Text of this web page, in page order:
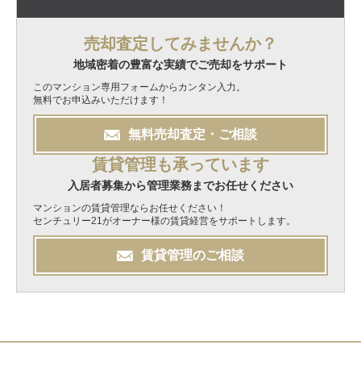
売却査定してみませんか？
地域密着の豊富な実績でご売却をサポート
このマンション専用フォームからカンタン入力。
無料でお申込みいただけます！
無料売却査定・ご相談
賃貸管理も承っています
入居者募集から管理業務までお任せください
マンションの賃貸管理ならお任せください！
センチュリー21がオーナー様の賃貸経営をサポートします。
賃貸管理のご相談